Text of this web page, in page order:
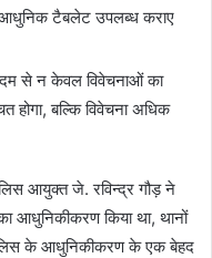
आधुनिक टैबलेट उपलब्ध कराए
से न केवल विवेचनाओं का
होगा, बल्कि विवेचना अधिक
आयुक्त जे. रविन्द्र गौड़ ने
आधुनिकीकरण किया था, थानों
के आधुनिकीकरण के एक बेहद